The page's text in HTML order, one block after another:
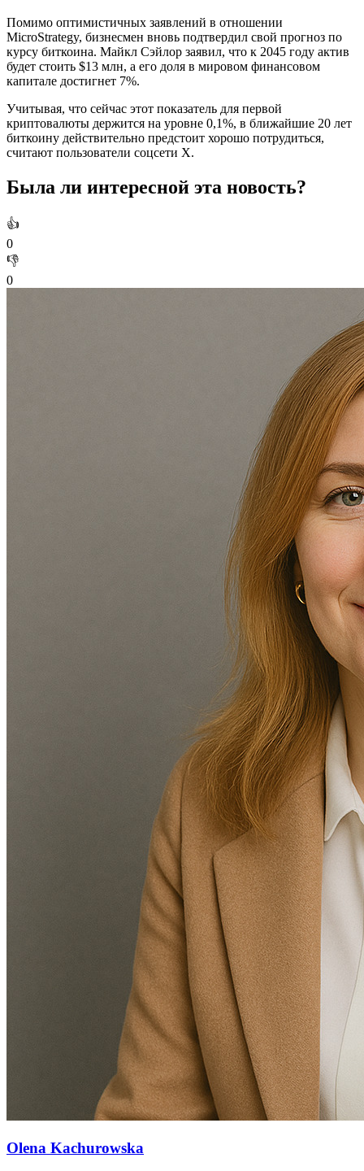
Помимо оптимистичных заявлений в отношении
MicroStrategy, бизнесмен вновь подтвердил свой прогноз по
курсу биткоина. Майкл Сэйлор заявил, что к 2045 году актив
будет стоить $13 млн, а его доля в мировом финансовом
капитале достигнет 7%.
Учитывая, что сейчас этот показатель для первой
криптовалюты держится на уровне 0,1%, в ближайшие 20 лет
биткоину действительно предстоит хорошо потрудиться,
считают пользователи соцсети X.
Была ли интересной эта новость?
👍
0
👎
0
Olena Kachurowska